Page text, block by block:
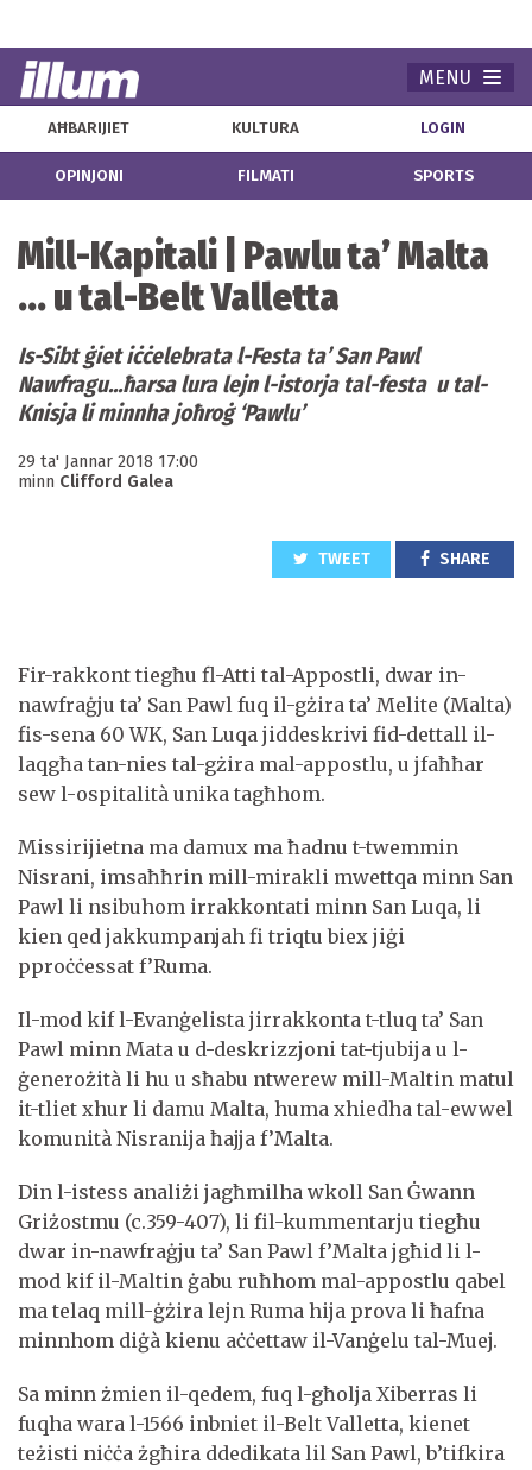
MENU
AĦBARIJIET KULTURA LOGIN
OPINJONI FILMATI SPORTS
Mill-Kapitali | Pawlu ta’ Malta
... u tal-Belt Valletta
Is-Sibt ġiet iċċelebrata l-Festa ta’ San Pawl
Nawfragu...ħarsa lura lejn l-istorja tal-festa u tal-
Knisja li minnha joħroġ ‘Pawlu’
29 ta' Jannar 2018 17:00
minn Clifford Galea
TWEET SHARE
Fir-rakkont tiegħu fl-Atti tal-Appostli, dwar in-
nawfraġju ta’ San Pawl fuq il-gżira ta’ Melite (Malta)
fis-sena 60 WK, San Luqa jiddeskrivi fid-dettall il-
laqgħa tan-nies tal-gżira mal-appostlu, u jfaħħar
sew l-ospitalità unika tagħhom.
Missirijietna ma damux ma ħadnu t-twemmin
Nisrani, imsaħħrin mill-mirakli mwettqa minn San
Pawl li nsibuhom irrakkontati minn San Luqa, li
kien qed jakkumpanjah fi triqtu biex jiġi
pproċċessat f’Ruma.
Il-mod kif l-Evanġelista jirrakkonta t-tluq ta’ San
Pawl minn Mata u d-deskrizzjoni tat-tjubija u l-
ġenerożità li hu u sħabu ntwerew mill-Maltin matul
it-tliet xhur li damu Malta, huma xhiedha tal-ewwel
komunità Nisranija ħajja f’Malta.
Din l-istess analiżi jagħmilha wkoll San Ġwann
Griżostmu (c.359-407), li fil-kummentarju tiegħu
dwar in-nawfraġju ta’ San Pawl f’Malta jgħid li l-
mod kif il-Maltin ġabu ruħhom mal-appostlu qabel
ma telaq mill-ġżira lejn Ruma hija prova li ħafna
minnhom diġà kienu aċċettaw il-Vanġelu tal-Muej.
Sa minn żmien il-qedem, fuq l-għolja Xiberras li
fuqha wara l-1566 inbniet il-Belt Valletta, kienet
teżisti niċċa żgħira ddedikata lil San Pawl, b’tifkira